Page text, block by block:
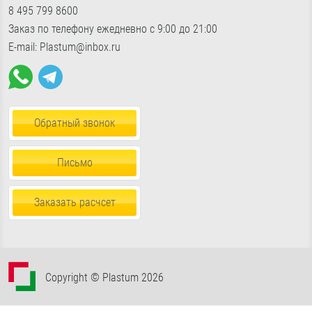
Фурнитура для окон
Пена, герметики, клей
Доставка по России
«Славянский мир», Б24/2
Пн-Пт с 9:00 до 18:00, Сб-Вс с 10:30 до 17:00
8 495 799 8600
Заказ по телефону ежедневно с 9:00 до 21:00
E-mail: Plastum@inbox.ru
Обратный звонок
Письмо
Заказать расчсет
Copyright © Plastum 2026